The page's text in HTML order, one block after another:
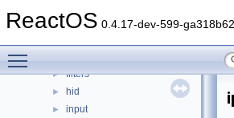
ReactOS 0.4.17-dev-599-ga318b62
► bus
► filters
► hid
► input